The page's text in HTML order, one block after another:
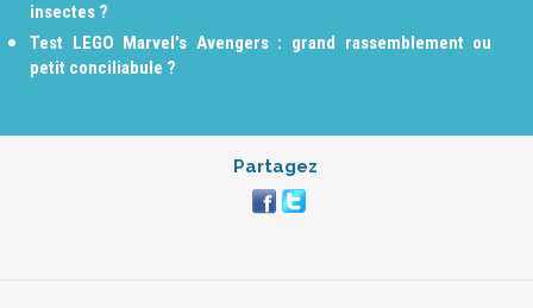
insectes ?
Test LEGO Marvel's Avengers : grand rassemblement ou
petit conciliabule ?
Partagez